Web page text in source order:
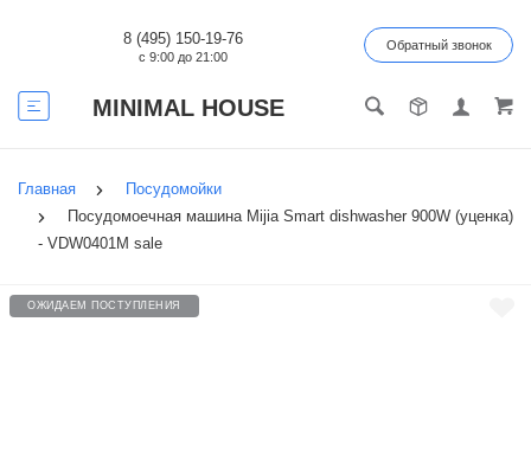
MINIMAL HOUSE
8 (495) 150-19-76
с 9:00 до 21:00
Обратный звонок
Главная
Посудомойки
Посудомоечная машина Mijia Smart dishwasher 900W (уценка)
- VDW0401M sale
ОЖИДАЕМ ПОСТУПЛЕНИЯ